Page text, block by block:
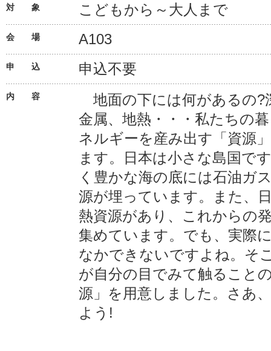
対 象 こどもから～大人まで
会 場 A103
申 込 申込不要
内 容
地面の下には何があるの?
金属、地熱・・・私たちの
ネルギーを産み出す「資源
ます。日本は小さな島国で
く豊かな海の底には石油ガ
源が埋っています。また、
熱資源があり、これからの
集めています。でも、実際
なかできないですよね。そ
が自分の目でみて触ること
源」を用意しました。さあ
よう!